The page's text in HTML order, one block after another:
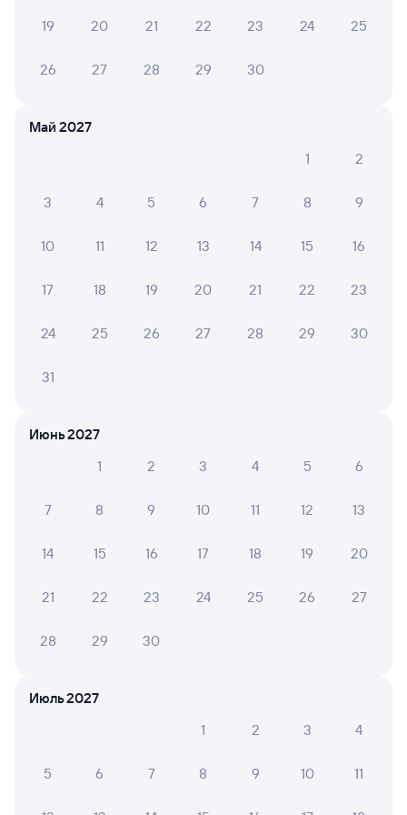
Парка)
ближайшие: 9, 12, 16 августа Маршрут
Плацкарт Купе
Выберите дату
Даже если сейчас нет мест
Искать билеты
Отели в Омске
Путешественникам нравятся эти варианты
9,1
Отель Мини-отель
Отзывы пассажиров Туту о поездах
19 20 21 22 23 24 25
26 27 28 29 30
Май 2027
1
2
3 4 5 6 7 8 9
10 11 12 13 14 15 16
17 18 19 20 21 22 23
24 25 26 27 28 29 30
31
Июнь 2027
1
2 3 4 5 6
7 8 9 10 11 12 13
14 15 16 17 18 19 20
21 22 23 24 25 26 27
28 29 30
Июль 2027
1
2 3 4
5 6 7 8 9 10 11